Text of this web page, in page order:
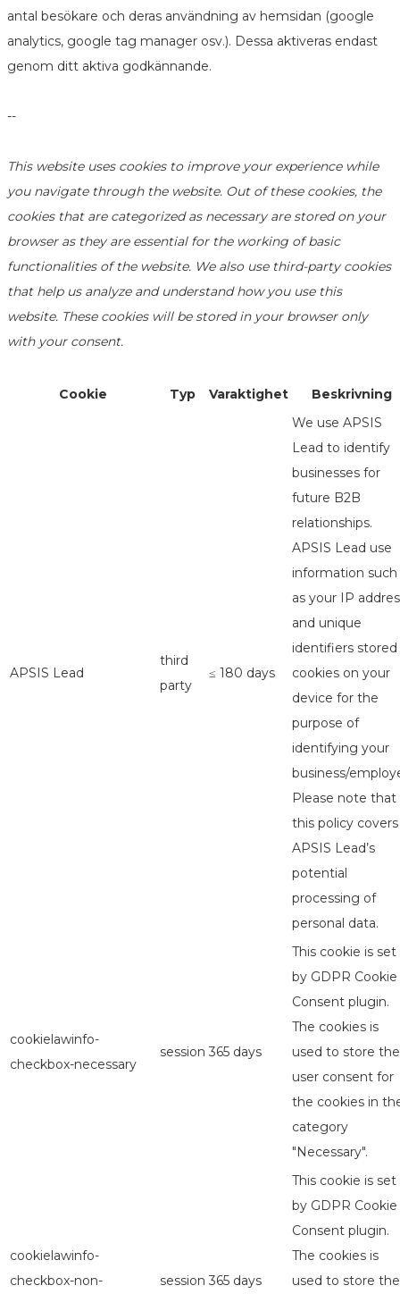
antal besökare och deras användning av hemsidan (google
analytics, google tag manager osv.). Dessa aktiveras endast
genom ditt aktiva godkännande.
--
This website uses cookies to improve your experience while
you navigate through the website. Out of these cookies, the
cookies that are categorized as necessary are stored on your
browser as they are essential for the working of basic
functionalities of the website. We also use third-party cookies
that help us analyze and understand how you use this
website. These cookies will be stored in your browser only
with your consent.
Cookie Typ Varaktighet Beskrivning
APSIS Lead
third
party
≤ 180 days
We use APSIS
Lead to identify
businesses for
future B2B
relationships.
APSIS Lead use
information such
as your IP
and unique
identifiers stored
cookies on your
device for the
purpose of
identifying your
business/
Please note that
this policy covers
APSIS Lead’s
potential
processing of
personal data.
cookielawinfo-
checkbox-necessary
session 365 days
This cookie is set
by GDPR Cookie
Consent plugin.
The cookies is
used to store the
user consent for
the cookies in
category
"Necessary".
cookielawinfo-
checkbox-non-
session 365 days
This cookie is set
by GDPR Cookie
Consent plugin.
The cookies is
used to store the